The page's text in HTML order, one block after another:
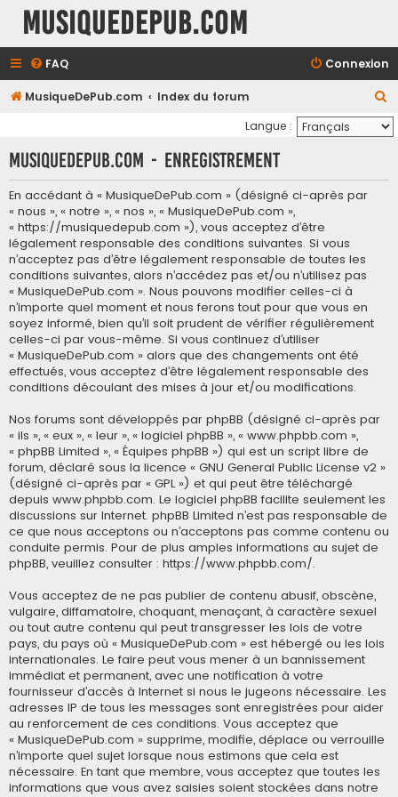
MusiqueDePub.com
FAQ Connexion
MusiqueDePub.com Index du forum
e
c
Langue :
MusiqueDePub.com - Enregistrement
En accédant à « MusiqueDePub.com » (désigné ci-après par
« nous », « notre », « nos », « MusiqueDePub.com »,
« https://musiquedepub.com »), vous acceptez d’être
légalement responsable des conditions suivantes. Si vous
n’acceptez pas d’être légalement responsable de toutes les
conditions suivantes, alors n’accédez pas et/ou n’utilisez pas
« MusiqueDePub.com ». Nous pouvons modifier celles-ci à
n’importe quel moment et nous ferons tout pour que vous en
soyez informé, bien qu’il soit prudent de vérifier régulièrement
celles-ci par vous-même. Si vous continuez d’utiliser
« MusiqueDePub.com » alors que des changements ont été
effectués, vous acceptez d’être légalement responsable des
conditions découlant des mises à jour et/ou modifications.
Nos forums sont développés par phpBB (désigné ci-après par
« ils », « eux », « leur », « logiciel phpBB », « www.phpbb.com »,
« phpBB Limited », « Équipes phpBB ») qui est un script libre de
forum, déclaré sous la licence « GNU General Public License v2 »
(désigné ci-après par « GPL ») et qui peut être téléchargé
depuis www.phpbb.com. Le logiciel phpBB facilite seulement les
discussions sur Internet. phpBB Limited n’est pas responsable de
ce que nous acceptons ou n’acceptons pas comme contenu ou
conduite permis. Pour de plus amples informations au sujet de
phpBB, veuillez consulter : https://www.phpbb.com/.
Vous acceptez de ne pas publier de contenu abusif, obscène,
vulgaire, diffamatoire, choquant, menaçant, à caractère sexuel
ou tout autre contenu qui peut transgresser les lois de votre
pays, du pays où « MusiqueDePub.com » est hébergé ou les lois
internationales. Le faire peut vous mener à un bannissement
immédiat et permanent, avec une notification à votre
fournisseur d’accès à Internet si nous le jugeons nécessaire. Les
adresses IP de tous les messages sont enregistrées pour aider
au renforcement de ces conditions. Vous acceptez que
« MusiqueDePub.com » supprime, modifie, déplace ou verrouille
n’importe quel sujet lorsque nous estimons que cela est
nécessaire. En tant que membre, vous acceptez que toutes les
informations que vous avez saisies soient stockées dans notre